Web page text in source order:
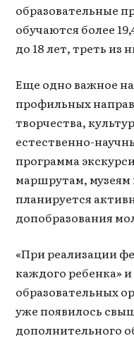
образовательные
обучаются более
до 18 лет, треть из
Еще одно важное
профильных
творчества,
естественно-
программа
маршрутам,
планируется
допобразования
«При реализации
каждого ребенка»
образовательных
уже появилось
дополнительного